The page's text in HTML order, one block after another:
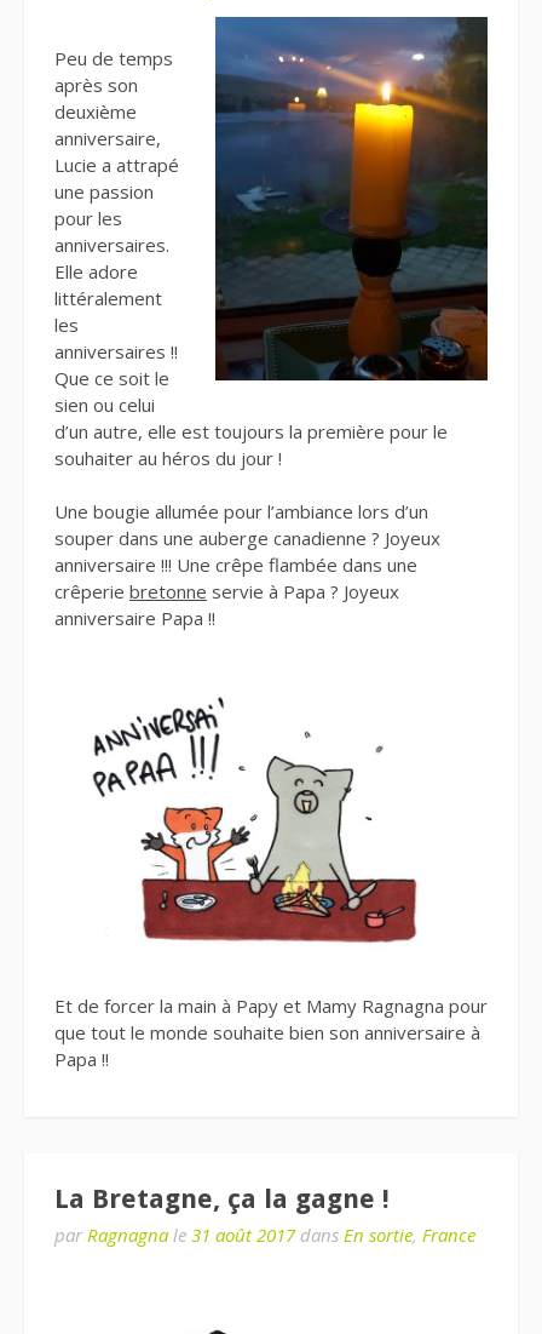
Peu de temps
après son
deuxième
anniversaire,
Lucie a attrapé
une passion
pour les
anniversaires.
Elle adore
littéralement
les
anniversaires !!
Que ce soit le
sien ou celui
d’un autre, elle est toujours la première pour le
souhaiter au héros du jour !
Une bougie allumée pour l’ambiance lors d’un
souper dans une auberge canadienne ? Joyeux
anniversaire !!! Une crêpe flambée dans une
crêperie bretonne servie à Papa ? Joyeux
anniversaire Papa !!
Et de forcer la main à Papy et Mamy Ragnagna pour
que tout le monde souhaite bien son anniversaire à
Papa !!
La Bretagne, ça la gagne !
par Ragnagna le 31 août 2017dans En sortie, France